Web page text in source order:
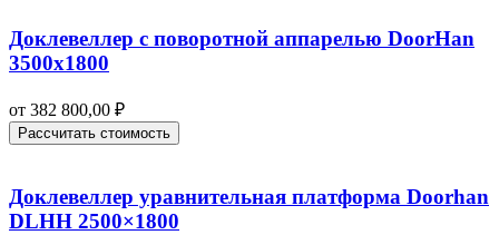
Доклевеллер с поворотной аппарелью DoorHan
3500х1800
от 382 800,00 ₽
Рассчитать стоимость
Доклевеллер уравнительная платформа Doorhan
DLHH 2500×1800